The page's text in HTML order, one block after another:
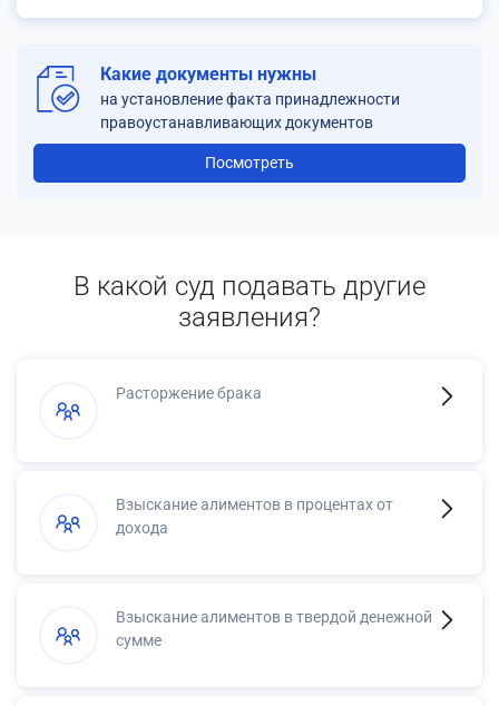
Какие документы нужны
на установление факта принадлежности
правоустанавливающих документов
Посмотреть
В какой суд подавать другие
заявления?
Расторжение брака
Взыскание алиментов в процентах от
дохода
Взыскание алиментов в твердой денежной
сумме